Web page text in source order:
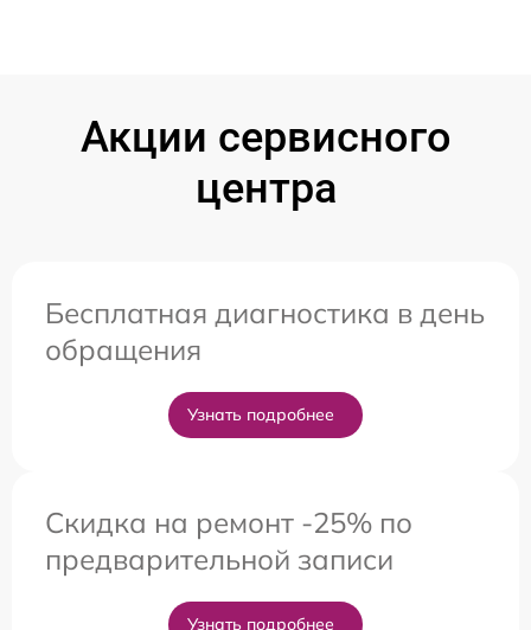
Акции сервисного
центра
Бесплатная диагностика в день
обращения
Узнать подробнее
Скидка на ремонт -25% по
предварительной записи
Узнать подробнее